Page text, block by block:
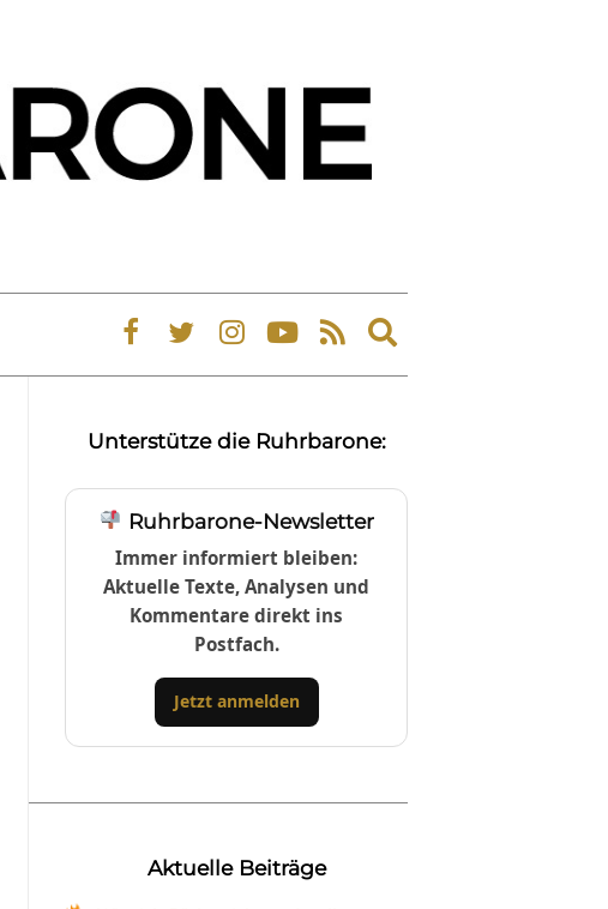
Expand
search
Unterstütze die Ruhrbarone:
Ruhrbarone-Newsletter
Immer informiert bleiben:
Aktuelle Texte, Analysen und
Kommentare direkt ins
Postfach.
Jetzt anmelden
Aktuelle Beiträge